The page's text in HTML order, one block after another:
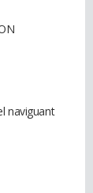
naviguant